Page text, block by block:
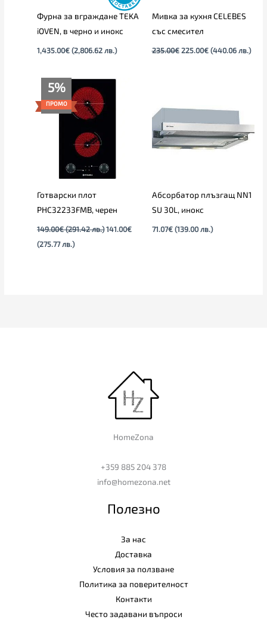
Фурна за вграждане TEKA
iOVEN, в черно и инокс
1,435.00€ (2,806.62 лв.)
Мивка за кухня CELEBES
със смесител
235.00€ 225.00€ (440.06 лв.)
5%
ПРОМО
Готварски плот
PHC32233FMB, черен
149.00€ (291.42 лв.)
Original
141.00€
(275.77 лв.)
Текущата
цена
е:
141.00€
(275.77
Абсорбатор плъзгащ NN1
SU 30L, инокс
71.07€ (139.00 лв.)
HomeZona
+359 885 204 378
info@homezona.net
Полезно
За нас
Доставка
Условия за ползване
Политика за поверителност
Контакти
Често задавани въпроси